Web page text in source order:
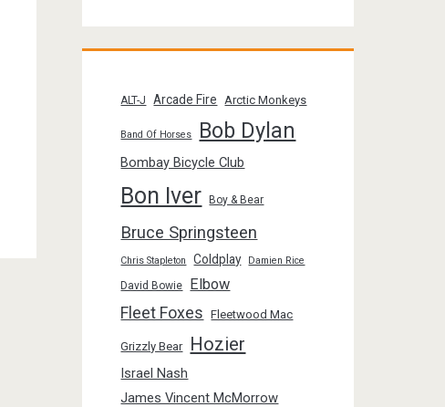
ALT-J Arcade Fire Arctic Monkeys
Band Of Horses Bob Dylan
Bombay Bicycle Club
Bon Iver Boy & Bear
Bruce Springsteen
Chris Stapleton Coldplay Damien Rice
David Bowie Elbow
Fleet Foxes Fleetwood Mac
Grizzly Bear Hozier
Israel Nash
James Vincent McMorrow